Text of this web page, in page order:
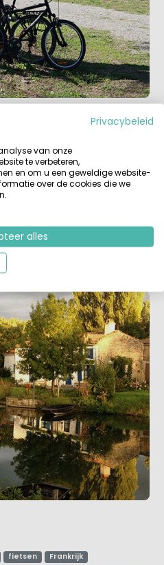
uitermate geschikt zijn
Booten
ofFlower Camping La
fietsen
Frankrijk
Privacybeleid
van onze
te verbeteren,
en om u een geweldige website-
over de cookies die we
alles